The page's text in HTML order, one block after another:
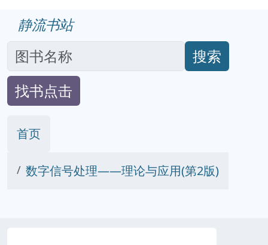
静流书站
搜索
找书点击
首页
数字信号处理——理论与应用(第2版)